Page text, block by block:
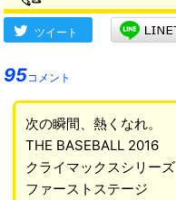
ツイート
95コメント
次の瞬間、熱くなれ。
THE BASEBALL 2016
クライマックスシリーズ
ファーストステージ